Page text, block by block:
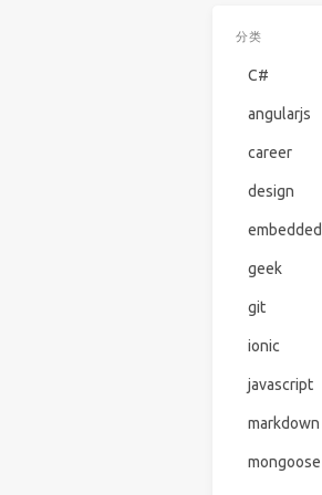
分类
C#
angularjs
career
design
embedded
geek
git
ionic
javascript
markdown
mongoose